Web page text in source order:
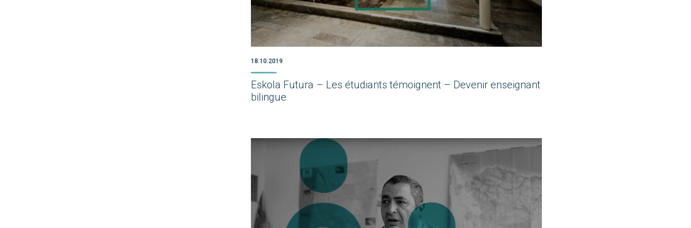
18.10.2019
Eskola Futura – Les étudiants témoignent – Devenir enseignant
bilingue